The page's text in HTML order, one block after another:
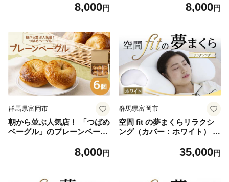
キャンプ 味付き 冷凍焼肉 牛
8,000円
キャンプ 味付き 冷凍焼肉 牛
8,000円
群馬県富岡市
朝から並ぶ人気店！ 「つばめ
ベーグル」のプレーンベーグ
8,000円
群馬県富岡市
空間 fit の夢まくらリラクシ
ング（カバー：ホワイト） F
35,000円